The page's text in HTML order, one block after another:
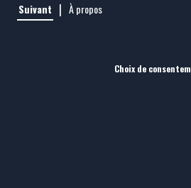
Suivant | À propos
Choix de